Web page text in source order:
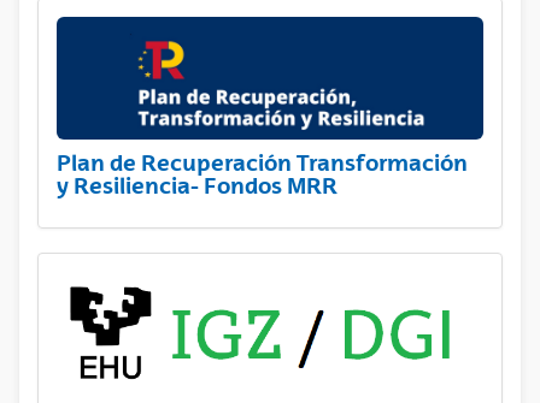
Plan de Recuperación Transformación
y Resiliencia- Fondos MRR